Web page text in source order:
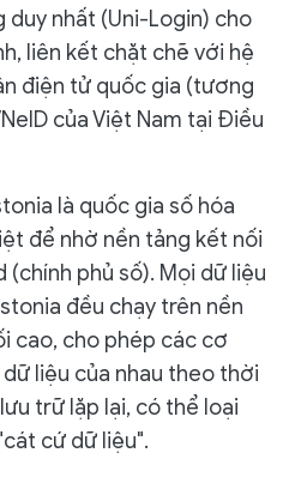
nhất (Uni-Login) cho
liên kết chặt chẽ với hệ
điện tử quốc gia (tương
của Việt Nam tại Điều
là quốc gia số hóa
để nhờ nền tảng kết nối
(chính phủ số). Mọi dữ liệu
đều chạy trên nền
cao, cho phép các cơ
liệu của nhau theo thời
trữ lặp lại, có thể loại
cứ dữ liệu".